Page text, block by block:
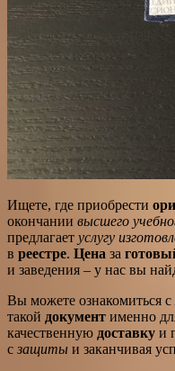
Ищете, где приобрести
окончании высшего
предлагает услугу
в реестре. Цена за
и заведения – у нас вы
Вы можете ознакомиться с
такой документ именно
качественную доставку и
с защиты и заканчивая